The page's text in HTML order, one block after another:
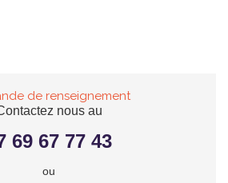
de renseignement
nous au
69 67 77 43
ou